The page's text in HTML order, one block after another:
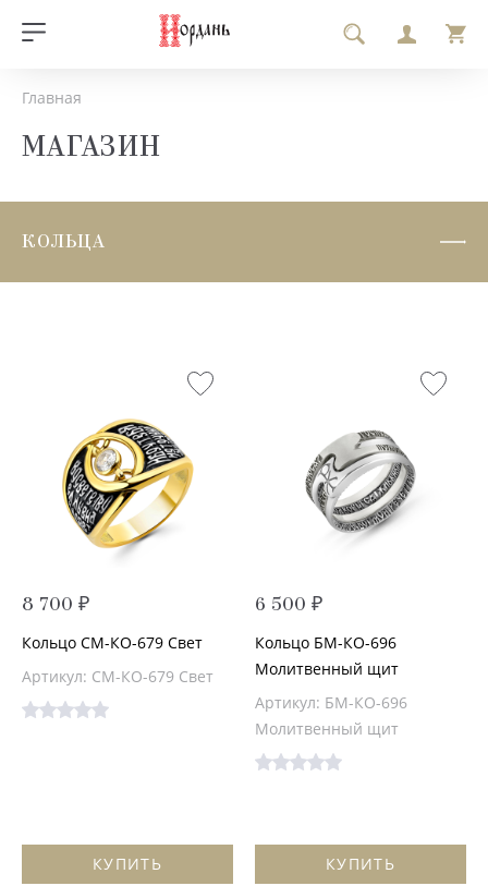
Главная
МАГАЗИН
КОЛЬЦА
8 700 ₽
Кольцо СМ-КО-679 Свет
Артикул: СМ-КО-679 Свет
КУПИТЬ
6 500 ₽
Кольцо БМ-КО-696
Молитвенный щит
Артикул: БМ-КО-696
Молитвенный щит
КУПИТЬ